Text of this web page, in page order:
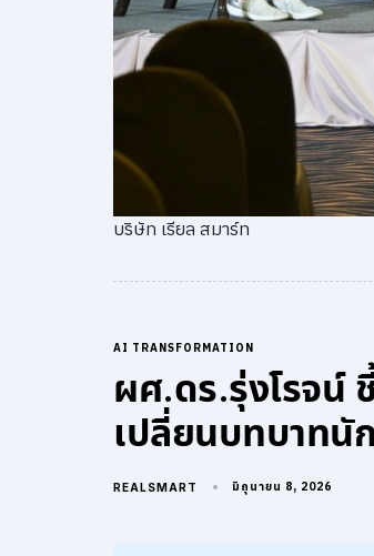
บริษัท เรียล สมาร์ท
AI TRANSFORMATION
ผศ.ดร.รุ่งโรจน์
เปลี่ยนบทบาท
REALSMART มิถุนายน 8, 2026